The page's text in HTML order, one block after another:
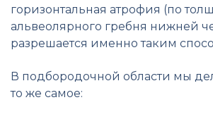
горизонтальная атрофия (по
альвеолярного гребня нижней
разрешается именно таким
В подбородочной области мы
то же самое: